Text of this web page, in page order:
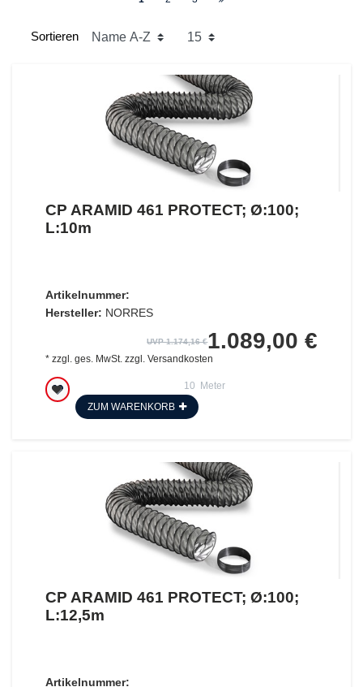
Sortieren
CP ARAMID 461 PROTECT; Ø:100;
L:10m
Artikelnummer:
Hersteller: NORRES
UVP 1.174,16 €1.089,00 €
* zzgl. ges. MwSt.zzgl. Versandkosten
10
Meter
ZUM WARENKORB
CP ARAMID 461 PROTECT; Ø:100;
L:12,5m
Artikelnummer: